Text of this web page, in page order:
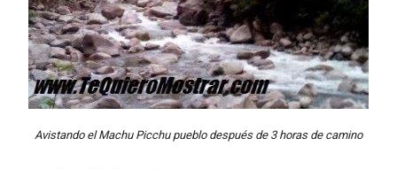
Avistando el Machu Picchu pueblo después de 3 horas de camino